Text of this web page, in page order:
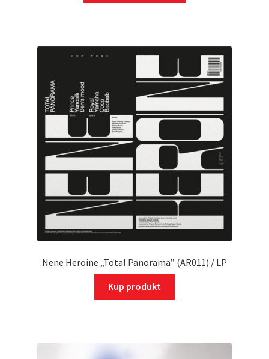
Nene Heroine „Total Panorama” (AR011) / LP
Kup produkt